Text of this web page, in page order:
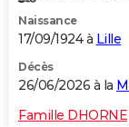
COPAINS D'AVANT
S'inscrire
Se connecter
Lycées
Collèges
Primaires
Universités
Entreprises
Service militaire
Avis de recherche
AVIS DE DÉCÈS
Naissance
17/09/1924 à Lille
Décès
26/06/2026 à la
Famille DHORNE